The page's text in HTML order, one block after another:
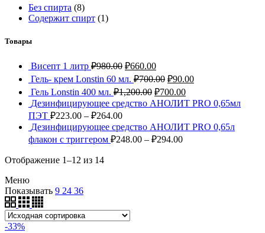
Без спирта (8)
Содержит спирт (1)
Товары
Висепт 1 литр ₽980.00 ₽660.00
Гель- крем Lonstin 60 мл. ₽700.00 ₽90.00
Гель Lonstin 400 мл. ₽1,200.00 ₽700.00
Дезинфицирующее средство АНОЛИТ PRO 0,65мл
ПЭТ ₽223.00 – ₽264.00
Дезинфицирующее средство АНОЛИТ PRO 0,65л
флакон с триггером ₽248.00 – ₽294.00
Отображение 1–12 из 14
Меню
Показывать 9 24 36
-33%